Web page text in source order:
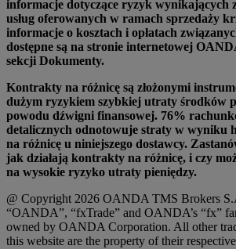
informacje dotyczące ryzyk wynikających
usług oferowanych w ramach sprzedaży
informacje o kosztach i opłatach
dostępne są na stronie internetowej
sekcji Dokumenty.
Kontrakty na różnicę są złożonymi
dużym ryzykiem szybkiej utraty środków
powodu dźwigni finansowej. 76%
detalicznych odnotowuje straty w wyniku
na różnicę u niniejszego dostawcy.
jak działają kontrakty na różnicę, i czy
na wysokie ryzyko utraty pieniędzy.
@ Copyright 2026 OANDA TMS Brokers
“OANDA”, “fxTrade” and OANDA’s “fx”
owned by OANDA Corporation. All other
this website are the property of their